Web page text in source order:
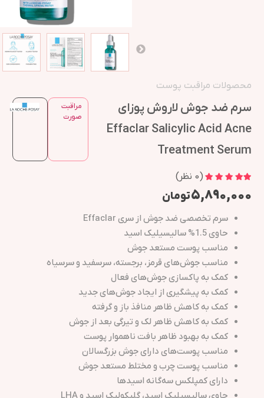
محصولات مراقبت پوست
سرم ضد جوش لاروش پوزای
Effaclar Salicylic Acid Acne
Treatment Serum
مراقبت
صورت
(
0 نظر)
۵,۸۹۰,۰۰۰تومان
سرم تخصصی ضد جوش از سری Effaclar
حاوی 1.5% سالیسیلیک اسید
مناسب پوست مستعد جوش
مناسب جوش‌های قرمز، برجسته، سرسفید و سرسیاه
کمک به پاکسازی جوش‌های فعال
کمک به پیشگیری از ایجاد جوش‌های جدید
کمک به کاهش ظاهر منافذ باز و گرفته
کمک به کاهش ظاهر لک و تیرگی بعد از جوش
کمک به بهبود ظاهر بافت ناهموار پوست
مناسب پوست‌های دارای جوش بزرگسالان
مناسب پوست چرب و مختلط مستعد جوش
دارای کمپلکس سه‌گانه اسیدها